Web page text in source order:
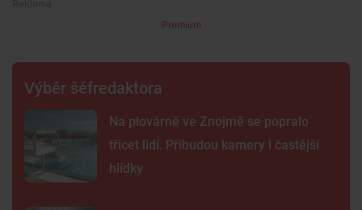
Premium
Výběr šéfredaktora
Na plovárně ve Znojmě se popralo
třicet lidí. Přibudou kamery i častější
hlídky